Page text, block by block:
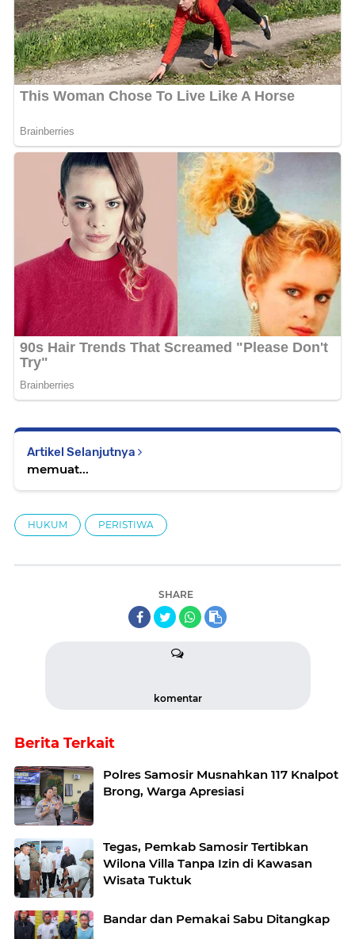
Artikel Selanjutnya
memuat...
HUKUM PERISTIWA
SHARE
komentar
Berita Terkait
Polres Samosir Musnahkan 117 Knalpot
Brong, Warga Apresiasi
Tegas, Pemkab Samosir Tertibkan
Wilona Villa Tanpa Izin di Kawasan
Wisata Tuktuk
Bandar dan Pemakai Sabu Ditangkap